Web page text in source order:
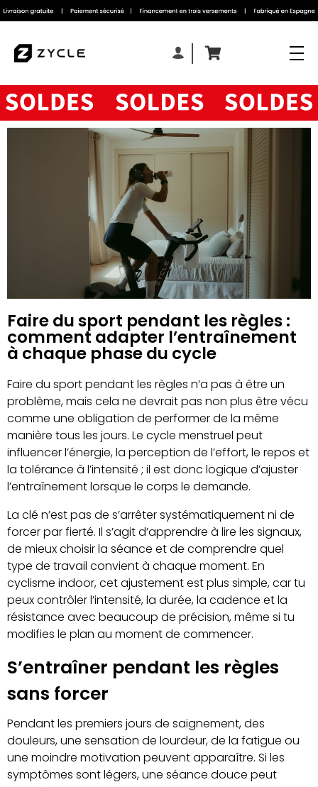
Faire du sport pendant les règles :
comment adapter l’entraînement
à chaque phase du cycle
Faire du sport pendant les règles n’a pas à être un
problème, mais cela ne devrait pas non plus être vécu
comme une obligation de performer de la même
manière tous les jours. Le cycle menstruel peut
influencer l’énergie, la perception de l’effort, le repos et
la tolérance à l’intensité ; il est donc logique d’ajuster
l’entraînement lorsque le corps le demande.
La clé n’est pas de s’arrêter systématiquement ni de
forcer par fierté. Il s’agit d’apprendre à lire les signaux,
de mieux choisir la séance et de comprendre quel
type de travail convient à chaque moment. En
cyclisme indoor, cet ajustement est plus simple, car tu
peux contrôler l’intensité, la durée, la cadence et la
résistance avec beaucoup de précision, même si tu
modifies le plan au moment de commencer.
S’entraîner pendant les règles
sans forcer
Pendant les premiers jours de saignement, des
douleurs, une sensation de lourdeur, de la fatigue ou
une moindre motivation peuvent apparaître. Si les
symptômes sont légers, une séance douce peut